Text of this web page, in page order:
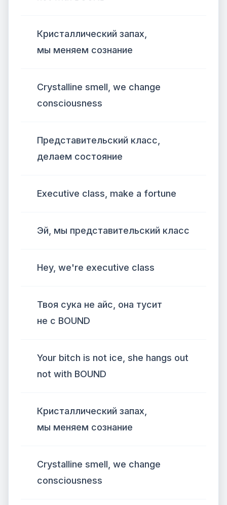
Кристаллический запах,
мы меняем сознание
Crystalline smell, we change
consciousness
Представительский класс,
делаем состояние
Executive class, make a fortune
Эй, мы представительский класс
Hey, we're executive class
Твоя сука не айс, она тусит
не с BOUND
Your bitch is not ice, she hangs out
not with BOUND
Кристаллический запах,
мы меняем сознание
Crystalline smell, we change
consciousness